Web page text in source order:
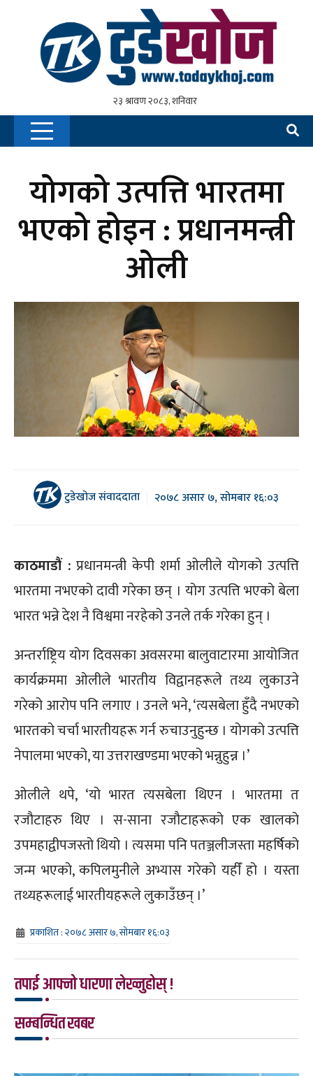
योगको उत्पत्ति भारतमा
भएको होइन : प्रधानमन्त्री
ओली
टुडेखोज संवाददाता २०७८ असार ७, सोमबार १६:०३
काठमाडौं : प्रधानमन्त्री केपी शर्मा ओलीले योगको उत्पत्ति
भारतमा नभएको दावी गरेका छन् । योग उत्पत्ति भएको बेला
भारत भन्ने देश नै विश्वमा नरहेको उनले तर्क गरेका हुन् ।
अन्तर्राष्ट्रिय योग दिवसका अवसरमा बालुवाटारमा आयोजित
कार्यक्रममा ओलीले भारतीय विद्वानहरूले तथ्य लुकाउने
गरेको आरोप पनि लगाए । उनले भने, ‘त्यसबेला हुँदै नभएको
भारतको चर्चा भारतीयहरू गर्न रुचाउनुहुन्छ । योगको उत्पत्ति
नेपालमा भएको, या उत्तराखण्डमा भएको भन्नुहुन्न ।’
ओलीले थपे, ‘यो भारत त्यसबेला थिएन । भारतमा त
रजौटाहरु थिए । स-साना रजौटाहरूको एक खालको
उपमहाद्वीपजस्तो थियो । त्यसमा पनि पतञ्जलीजस्ता महर्षिको
जन्म भएको, कपिलमुनीले अभ्यास गरेको यहीँ हो । यस्ता
तथ्यहरूलाई भारतीयहरूले लुकाउँछन् ।’
प्रकाशित : २०७८ असार ७, सोमबार १६:०३
तपाई आफ्नो धारणा लेख्नुहोस् !
सम्बन्धित खबर